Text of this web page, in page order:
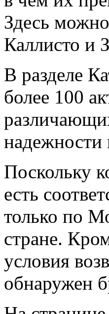
Здесь
Каллисто и
В разделе
более 100
надежности
Поскольку
есть
только по
стране.
условия
обнаружен